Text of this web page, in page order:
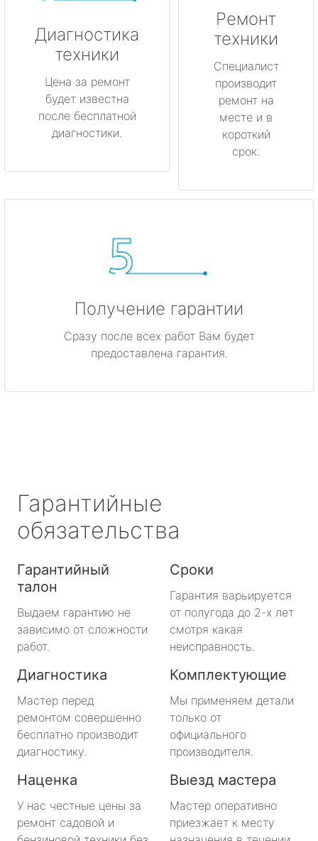
Диагностика
техники
Цена за ремонт
будет известна
после бесплатной
диагностики.
Ремонт
техники
Специалист
производит
ремонт на
месте и в
короткий
срок.
Получение гарантии
Сразу после всех работ Вам будет
предоставлена гарантия.
Гарантийные
обязательства
Гарантийный
талон
Выдаем гарантию не
зависимо от сложности
работ.
Сроки
Гарантия варьируется
от полугода до 2-х лет
смотря какая
неисправность.
Диагностика
Мастер перед
ремонтом совершенно
бесплатно производит
диагностику.
Комплектующие
Мы применяем детали
только от
официального
производителя.
Наценка
У нас честные цены за
ремонт садовой и
Выезд мастера
Мастер оперативно
приезжает к месту